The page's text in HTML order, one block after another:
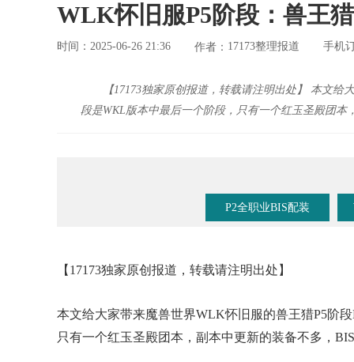
WLK怀旧服P5阶段：兽王
时间：2025-06-26 21:36 作者： 17173整理报道 手机
【17173独家原创报道，转载请注明出处】 本文
段是WKL版本中最后一个阶段，只有一个红玉圣殿团
P2全职业BIS配装
【17173独家原创报道，转载请注明出处】
本文给大家带来魔兽世界WLK怀旧服的兽王猎P5阶
只有一个红玉圣殿团本，副本中更新的装备不多，